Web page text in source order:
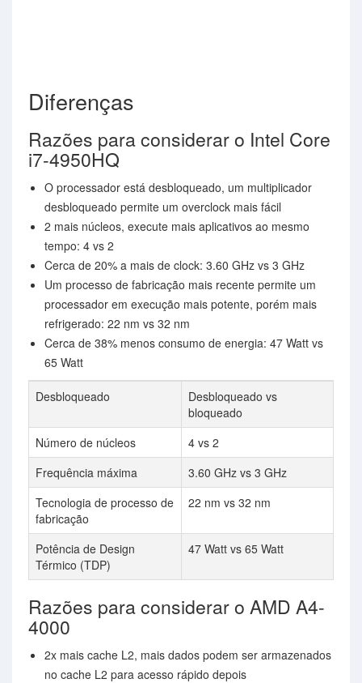
Diferenças
Razões para considerar o Intel Core
i7-4950HQ
O processador está desbloqueado, um multiplicador
desbloqueado permite um overclock mais fácil
2 mais núcleos, execute mais aplicativos ao mesmo
tempo: 4 vs 2
Cerca de 20% a mais de clock: 3.60 GHz vs 3 GHz
Um processo de fabricação mais recente permite um
processador em execução mais potente, porém mais
refrigerado: 22 nm vs 32 nm
Cerca de 38% menos consumo de energia: 47 Watt vs
65 Watt
Desbloqueado
Desbloqueado vs
bloqueado
Número de núcleos
4 vs 2
Frequência máxima
3.60 GHz vs 3 GHz
Tecnologia de processo de
fabricação
22 nm vs 32 nm
Potência de Design
Térmico (TDP)
47 Watt vs 65 Watt
Razões para considerar o AMD A4-
4000
2x mais cache L2, mais dados podem ser armazenados
no cache L2 para acesso rápido depois